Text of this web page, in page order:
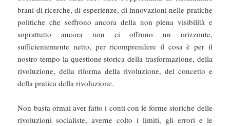
brani di ricerche, di esperienze, di innovazioni nelle pratiche
politiche che soffrono ancora della non piena visibilità e
soprattutto ancora non ci offrono un orizzonte,
sufficientemente netto, per ricomprendere il cosa è per il
nostro tempo la questione storica della trasformazione, della
rivoluzione, della riforma della rivoluzione, del concetto e
della pratica della rivoluzione.
Non basta ormai aver fatto i conti con le forme storiche delle
rivoluzioni socialiste, averne colto i limiti, gli errori e le